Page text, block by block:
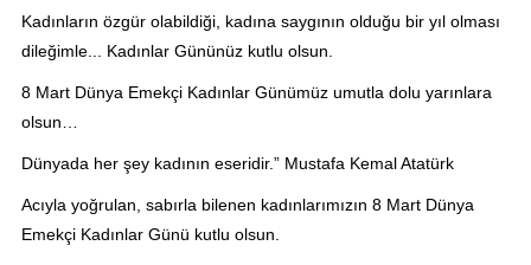
Kadınların özgür olabildiği, kadına saygının olduğu bir yıl olması
dileğimle... Kadınlar Gününüz kutlu olsun.
8 Mart Dünya Emekçi Kadınlar Günümüz umutla dolu yarınlara
olsun…
Dünyada her şey kadının eseridir.” Mustafa Kemal Atatürk
Acıyla yoğrulan, sabırla bilenen kadınlarımızın 8 Mart Dünya
Emekçi Kadınlar Günü kutlu olsun.